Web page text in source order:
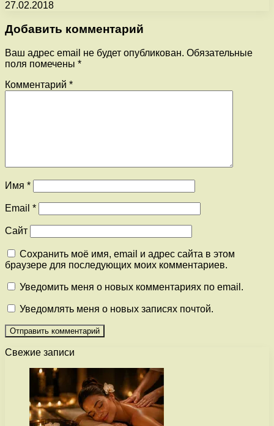
27.02.2018
Добавить комментарий
Ваш адрес email не будет опубликован. Обязательные
поля помечены *
Комментарий *
Имя *
Email *
Сайт
Сохранить моё имя, email и адрес сайта в этом
браузере для последующих моих комментариев.
Уведомить меня о новых комментариях по email.
Уведомлять меня о новых записях почтой.
Свежие записи